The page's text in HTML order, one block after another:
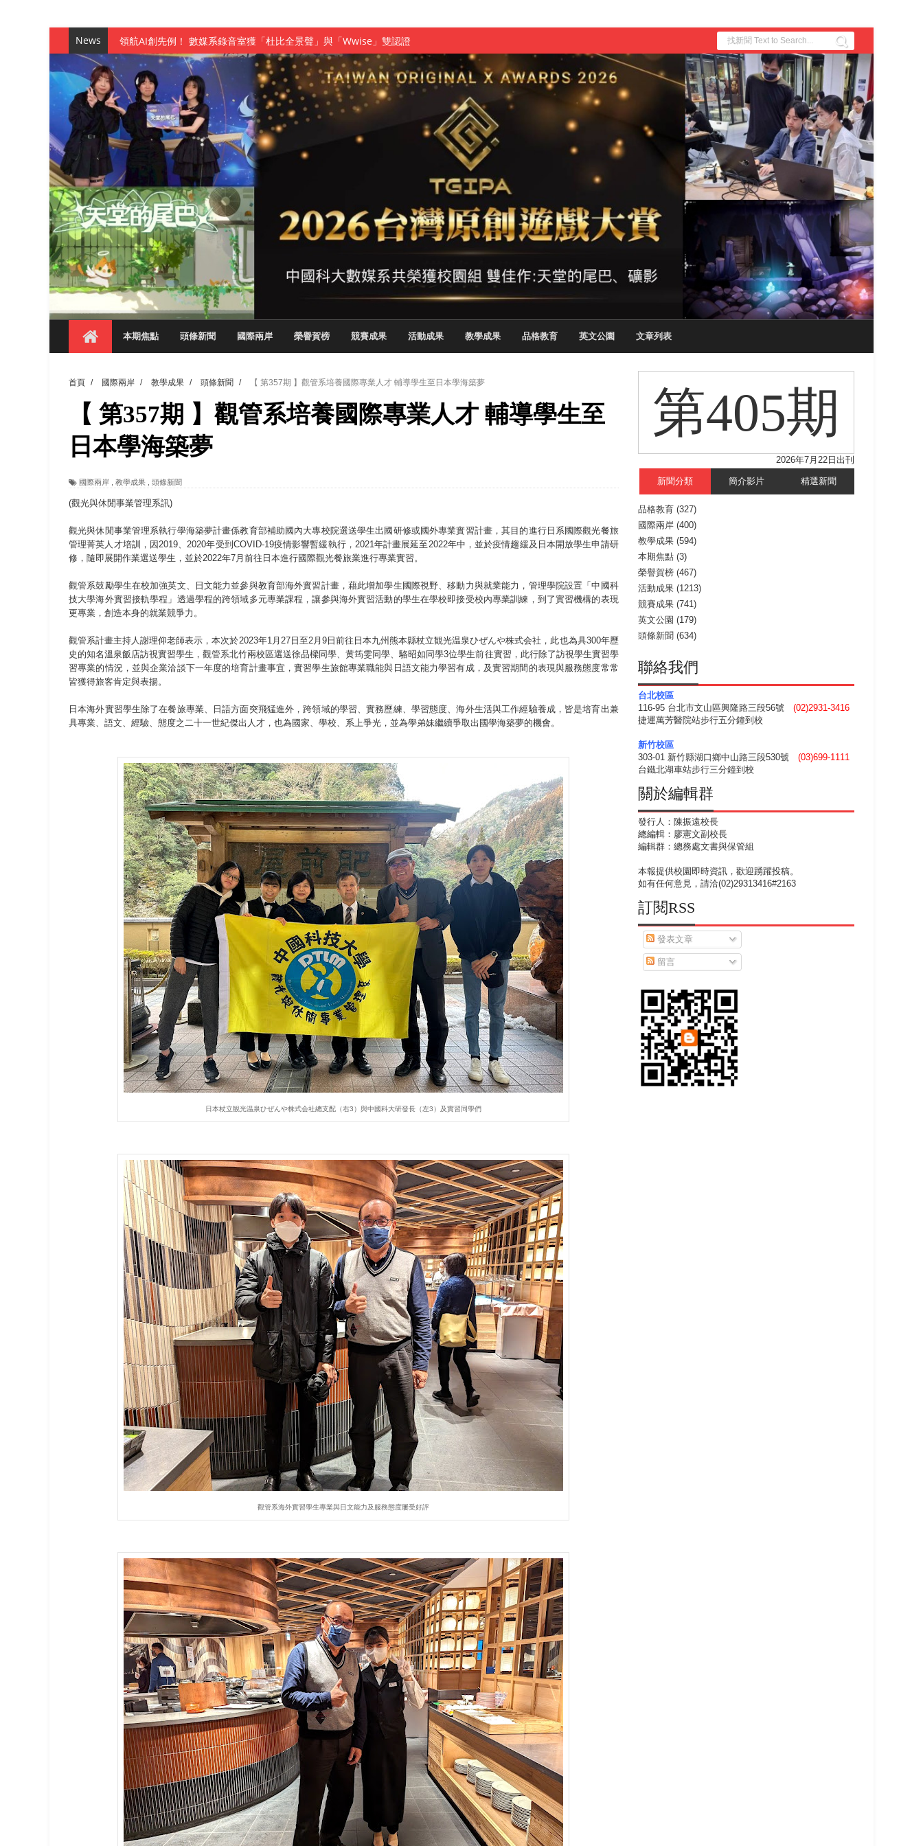
News
觀管系展現跨域創新與實作育人成效 AI智慧餐飲管家獲全國第二名
學務處舉辦「董事長『聊』心室」 上官董事長與青年學子溫馨對談 傳遞品格與智慧力量
成人之美成就學生夢想 菁英學程陪伴財金系學生蛻變成金融新星
金曲陣容強勢進駐！中國科大原民音樂成果展 燃爆傳統與現代
數媒系《天堂的尾巴》、《礦影》勇奪台灣原創遊戲大賞雙佳作
師生攜手磨練一個月！觀管系榮獲天籟盃全國大專廣播詞競賽英文組佳作
一銀彭仁主中國科大開講 解密AI時代的金融轉型與數位正義
通識教育中心主辦「114學年度AI英文自我介紹比賽」成績出爐
數據後的溫度：財金系傑出校友共議「人文素養」 點亮智慧金融時代的跨域新局
森城建設股份有限公司捐贈 嘉惠行管系莘莘學子
產學合作新里程！財金系師生參訪中租控股 探索金融實習優勢
英文公園 315期
【 第404期 】影視系榮獲59屆美國休士頓國際影展最高榮譽白金獎
【 第404期 】你抓得到我嗎？數媒系VR新創遊戲抱回金點新秀獎
【 第404期 】探索空間設計解方 室設系學子於 2026 TSID 提出具體舊建築再利用提案
【 第404期 】從創意到實踐 數媒系學生於技專校院電腦動畫競賽嶄露頭角
【 第404期 】以品格奠基、用領導領航：中國科大雙校區學生會全國賽勇奪佳績
【 第404期 】此夏，向未來！ 中國科大新竹畢典青銀共學、逐夢啟航
領航AI創先例！ 數媒系錄音室獲「杜比全景聲」與「Wwise」雙認證
本期焦點 頭條新聞 國際兩岸 榮譽賀榜 競賽成果 活動成果 教學成果 品格教育 英文公園 文章列表
首頁 / 國際兩岸 / 教學成果 / 頭條新聞 / 【 第357期 】觀管系培養國際專業人才 輔導學生至日本學海築夢
【 第357期 】觀管系培養國際專業人才 輔導學生至
日本學海築夢
國際兩岸 教學成果 頭條新聞
(觀光與休閒事業管理系訊)
觀光與休閒事業管理系執行學海築夢計畫係教育部補助國內大專校院選送學生出國研修或國外專業實習計畫，其目的進行日系國際觀光餐旅
管理菁英人才培訓，因2019、2020年受到COVID-19疫情影響暫緩執行，2021年計畫展延至2022年中，並於疫情趨緩及日本開放學生申請研
修，隨即展開作業選送學生，並於2022年7月前往日本進行國際觀光餐旅業進行專業實習。
觀管系鼓勵學生在校加強英文、日文能力並參與教育部海外實習計畫，藉此增加學生國際視野、移動力與就業能力，管理學院設置「中國科
技大學海外實習接軌學程」透過學程的跨領域多元專業課程，讓參與海外實習活動的學生在學校即接受校內專業訓練，到了實習機構的表現
更專業，創造本身的就業競爭力。
觀管系計畫主持人謝理仰老師表示，本次於2023年1月27日至2月9日前往日本九州熊本縣杖立観光温泉ひぜんや株式会社，此也為具300年歷
史的知名溫泉飯店訪視實習學生，觀管系北竹兩校區選送徐品樑同學、黄筠雯同學、駱昭如同學3位學生前往實習，此行除了訪視學生實習學
習專業的情況，並與企業洽談下一年度的培育計畫事宜，實習學生旅館專業職能與日語文能力學習有成，及實習期間的表現與服務態度常常
皆獲得旅客肯定與表揚。
日本海外實習學生除了在餐旅專業、日語方面突飛猛進外，跨領域的學習、實務歷練、學習態度、海外生活與工作經驗養成，皆是培育出兼
具專業、語文、經驗、態度之二十一世紀傑出人才，也為國家、學校、系上爭光，並為學弟妹繼續爭取出國學海築夢的機會。
日本杖立観光温泉ひぜんや株式会社總支配（右3）與中國科大研發長（左3）及實習同學們
觀管系海外實習學生專業與日文能力及服務態度屢受好評
第405期
2026年7月22日出刊
新聞分類 簡介影片 精選新聞
品格教育 (327)
國際兩岸 (400)
教學成果 (594)
本期焦點 (3)
榮譽賀榜 (467)
活動成果 (1213)
競賽成果 (741)
英文公園 (179)
頭條新聞 (634)
聯絡我們
台北校區
116-95 台北市文山區興隆路三段56號 (02)2931-3416
捷運萬芳醫院站步行五分鐘到校
新竹校區
303-01 新竹縣湖口鄉中山路三段530號 (03)699-1111
台鐵北湖車站步行三分鐘到校
關於編輯群
發行人：陳振遠校長
總編輯：廖憲文副校長
編輯群：總務處文書與保管組
本報提供校園即時資訊，歡迎踴躍投稿。
如有任何意見，請洽(02)29313416#2163
訂閱RSS
發表文章
留言